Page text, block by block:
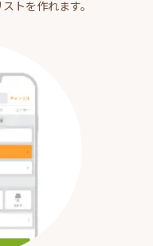
トを作れます。